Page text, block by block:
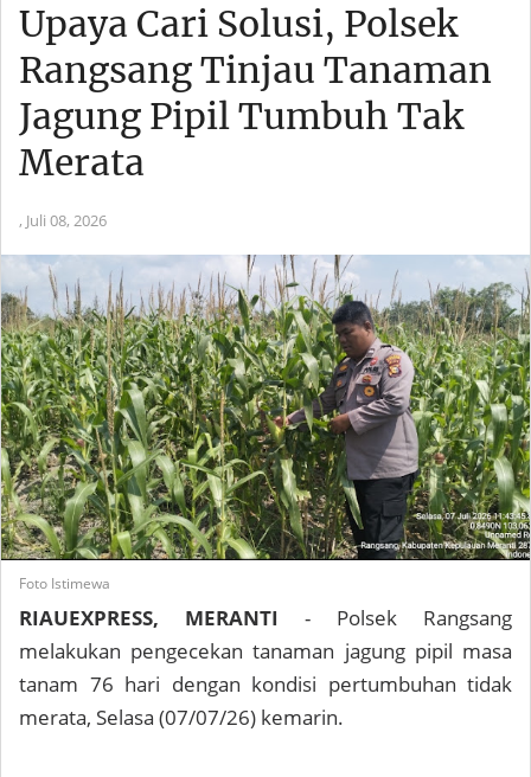
Upaya Cari Solusi, Polsek
Rangsang Tinjau Tanaman
Jagung Pipil Tumbuh Tak
Merata
, Juli 08, 2026
Foto Istimewa
RIAUEXPRESS, MERANTI - Polsek Rangsang
melakukan pengecekan tanaman jagung pipil masa
tanam 76 hari dengan kondisi pertumbuhan tidak
merata, Selasa (07/07/26) kemarin.